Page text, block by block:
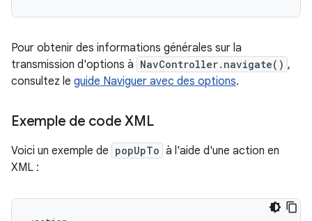
Pour obtenir des informations générales sur la
transmission d'options à NavController.navigate() ,
consultez le guide Naviguer avec des options.
Exemple de code XML
Voici un exemple de popUpTo à l'aide d'une action en
XML :